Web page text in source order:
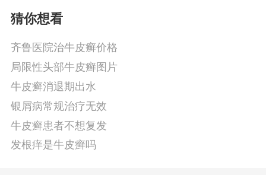
猜你想看
齐鲁医院治牛皮癣价格
局限性头部牛皮癣图片
牛皮癣消退期出水
银屑病常规治疗无效
牛皮癣患者不想复发
发根痒是牛皮癣吗